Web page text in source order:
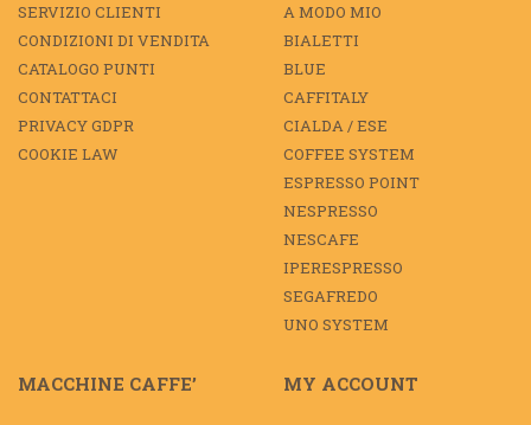
SERVIZIO CLIENTI
CONDIZIONI DI VENDITA
CATALOGO PUNTI
CONTATTACI
PRIVACY GDPR
COOKIE LAW
A MODO MIO
BIALETTI
BLUE
CAFFITALY
CIALDA / ESE
COFFEE SYSTEM
ESPRESSO POINT
NESPRESSO
NESCAFE
IPERESPRESSO
SEGAFREDO
UNO SYSTEM
MACCHINE CAFFE’ MY ACCOUNT